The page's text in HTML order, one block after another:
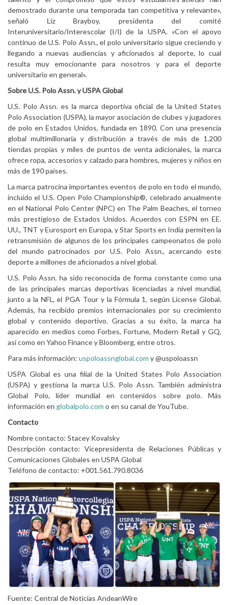
demostrado durante una temporada tan competitiva y relevante»,
señaló Liz Brayboy, presidenta del comité
Interuniversitario/Interescolar (I/I) de la USPA. «Con el apoyo
continuo de U.S. Polo Assn., el polo universitario sigue creciendo y
llegando a nuevas audiencias y aficionados al deporte, lo cual
resulta muy emocionante para nosotros y para el deporte
universitario en general».
Sobre U.S. Polo Assn. y USPA Global
U.S. Polo Assn. es la marca deportiva oficial de la United States
Polo Association (USPA), la mayor asociación de clubes y jugadores
de polo en Estados Unidos, fundada en 1890. Con una presencia
global multimillonaria y distribución a través de más de 1.200
tiendas propias y miles de puntos de venta adicionales, la marca
ofrece ropa, accesorios y calzado para hombres, mujeres y niños en
más de 190 países.
La marca patrocina importantes eventos de polo en todo el mundo,
incluido el U.S. Open Polo Championship®, celebrado anualmente
en el National Polo Center (NPC) en The Palm Beaches, el torneo
más prestigioso de Estados Unidos. Acuerdos con ESPN en EE.
UU., TNT y Eurosport en Europa, y Star Sports en India permiten la
retransmisión de algunos de los principales campeonatos de polo
del mundo patrocinados por U.S. Polo Assn., acercando este
deporte a millones de aficionados a nivel global.
U.S. Polo Assn. ha sido reconocida de forma constante como una
de las principales marcas deportivas licenciadas a nivel mundial,
junto a la NFL, el PGA Tour y la Fórmula 1, según License Global.
Además, ha recibido premios internacionales por su crecimiento
global y contenido deportivo. Gracias a su éxito, la marca ha
aparecido en medios como Forbes, Fortune, Modern Retail y GQ,
así como en Yahoo Finance y Bloomberg, entre otros.
Para más información: uspoloassnglobal.com y @uspoloassn
USPA Global es una filial de la United States Polo Association
(USPA) y gestiona la marca U.S. Polo Assn. También administra
Global Polo, líder mundial en contenidos sobre polo. Más
información en globalpolo.com o en su canal de YouTube.
Contacto
Nombre contacto: Stacey Kovalsky
Descripción contacto: Vicepresidenta de Relaciones Públicas y
Comunicaciones Globales en USPA Global
Teléfono de contacto: +001.561.790.8036
Fuente: Central de Noticias AndeanWire